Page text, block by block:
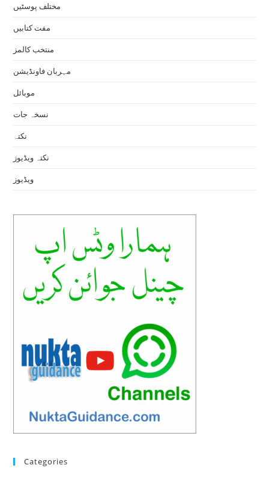
مختلف پوسٹیں
مفت کتابیں
منتخب کالمز
مہربان فاونڈیشن
موبائل
نسخہ جات
نکتہ
نکتہ ویڈیوز
ویڈیوز
Categories